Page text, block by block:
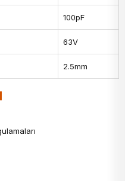
100pF
63V
2.5mm